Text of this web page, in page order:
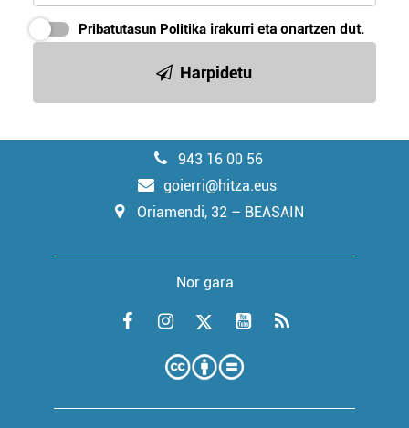
Pribatutasun Politika irakurri eta onartzen dut.
Harpidetu
943 16 00 56
goierri@hitza.eus
Oriamendi, 32 – BEASAIN
Nor gara